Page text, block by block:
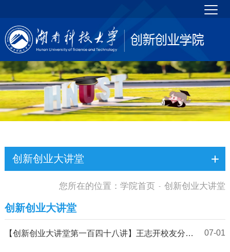
创新创业大讲堂
您所在的位置：学院首页 - 创新创业大讲堂
创新创业大讲堂
【创新创业大讲堂第一百四十八讲】王志开校友分享
07-01